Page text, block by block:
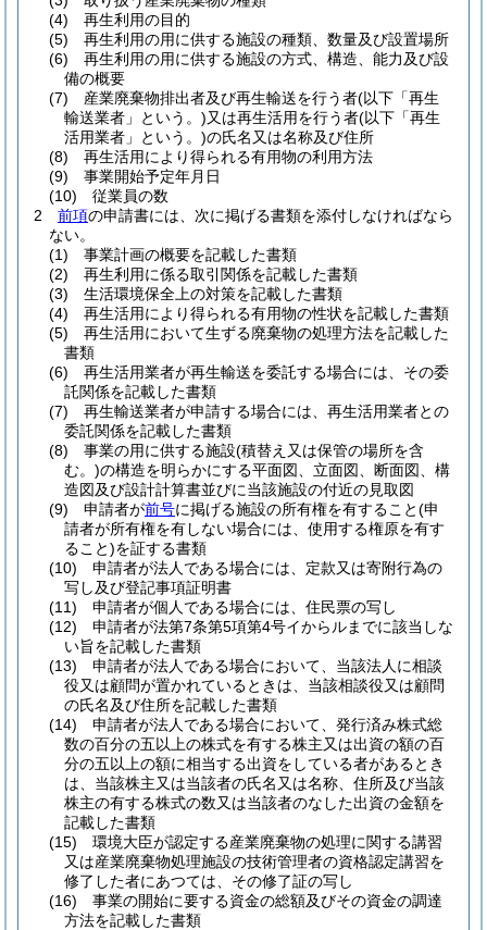
(4)
再生利用の目的
(5)
再生利用の用に供する施設の種類、数量及び設置場所
(6)
再生利用の用に供する施設の方式、構造、能力及び設
備の概要
(7)
産業廃棄物排出者及び再生輸送を行う者(以下「再生
輸送業者」という。)又は再生活用を行う者(以下「再生
活用業者」という。)の氏名又は名称及び住所
(8)
再生活用により得られる有用物の利用方法
(9)
事業開始予定年月日
(10)
従業員の数
2
前項の申請書には、次に掲げる書類を添付しなければなら
ない。
(1)
事業計画の概要を記載した書類
(2)
再生利用に係る取引関係を記載した書類
(3)
生活環境保全上の対策を記載した書類
(4)
再生活用により得られる有用物の性状を記載した書類
(5)
再生活用において生ずる廃棄物の処理方法を記載した
書類
(6)
再生活用業者が再生輸送を委託する場合には、その委
託関係を記載した書類
(7)
再生輸送業者が申請する場合には、再生活用業者との
委託関係を記載した書類
(8)
事業の用に供する施設(積替え又は保管の場所を含
む。)の構造を明らかにする平面図、立面図、断面図、構
造図及び設計計算書並びに当該施設の付近の見取図
(9)
申請者が前号に掲げる施設の所有権を有すること(申
請者が所有権を有しない場合には、使用する権原を有す
ること)を証する書類
(10)
申請者が法人である場合には、定款又は寄附行為の
写し及び登記事項証明書
(11)
申請者が個人である場合には、住民票の写し
(12)
申請者が法第7条第5項第4号イからルまでに該当しな
い旨を記載した書類
(13)
申請者が法人である場合において、当該法人に相談
役又は顧問が置かれているときは、当該相談役又は顧問
の氏名及び住所を記載した書類
(14)
申請者が法人である場合において、発行済み株式総
数の百分の五以上の株式を有する株主又は出資の額の百
分の五以上の額に相当する出資をしている者があるとき
は、当該株主又は当該者の氏名又は名称、住所及び当該
株主の有する株式の数又は当該者のなした出資の金額を
記載した書類
(15)
環境大臣が認定する産業廃棄物の処理に関する講習
又は産業廃棄物処理施設の技術管理者の資格認定講習を
修了した者にあつては、その修了証の写し
(16)
事業の開始に要する資金の総額及びその資金の調達
方法を記載した書類